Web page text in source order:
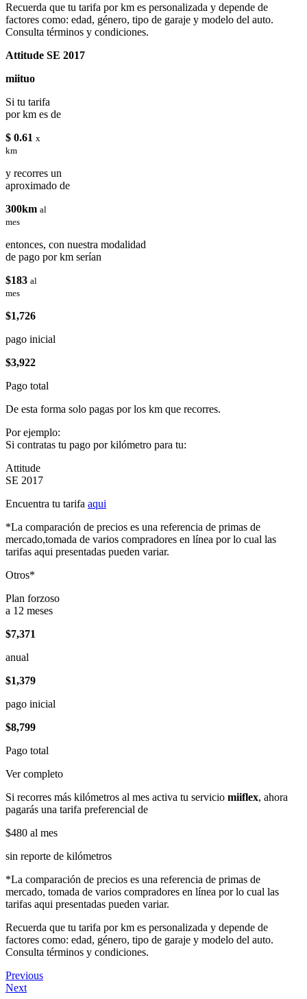
Recuerda que tu tarifa por km es personalizada y depende de
factores como: edad, género, tipo de garaje y modelo del auto.
Consulta términos y condiciones.
Attitude SE 2017
miituo
Si tu tarifa
por km es de
$ 0.61 x
km
y recorres un
aproximado de
300km al
mes
entonces, con nuestra modalidad
de pago por km serían
$183 al
mes
$1,726
pago inicial
$3,922
Pago total
De esta forma solo pagas por los km que recorres.
Por ejemplo:
Si contratas tu pago por kilómetro para tu:
Attitude
SE 2017
Encuentra tu tarifa aqui
*La comparación de precios es una referencia de primas de
mercado,tomada de varios compradores en línea por lo cual las
tarifas aqui presentadas pueden variar.
Otros*
Plan forzoso
a 12 meses
$7,371
anual
$1,379
pago inicial
$8,799
Pago total
Ver completo
Si recorres más kilómetros al mes activa tu servicio miiflex, ahora
pagarás una tarifa preferencial de
$480 al mes
sin reporte de kilómetros
*La comparación de precios es una referencia de primas de
mercado, tomada de varios compradores en línea por lo cual las
tarifas aqui presentadas pueden variar.
Recuerda que tu tarifa por km es personalizada y depende de
factores como: edad, género, tipo de garaje y modelo del auto.
Consulta términos y condiciones.
Previous
Next